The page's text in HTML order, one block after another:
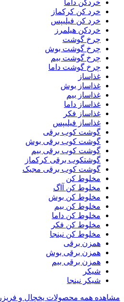
خردکن داما
خرد کن کرکماز
خرد کن فیلیپس
خردکن هیلمرز
چرخ گوشت
چرخ گوشت بوش
چرخ گوشت بیم
چرخ گوشت داما
غذاساز
غذاساز بوش
غذاساز بیم
غذاساز داما
غذاساز فکر
غذاساز فیلیپس
گوشت کوب برقی
گوشت کوب برقی بوش
گوشت کوب برقی بیم
گوشتکوب برقی کرکماز
گوشت کوب برقی مجیک
مخلوط کن
مخلوط کن آاگ
مخلوط کن بوش
مخلوط کن بیم
مخلوط کن داما
مخلوط کن فکر
مخلوط کن نینجا
همزن برقی
همزن برقی بوش
همزن برقی بیم
شیکر
شیکر نینجا
مشاهده همه محصولات یخچال و فریزر